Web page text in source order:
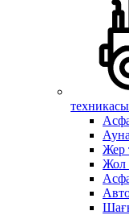
техникасы
Жер
Жол